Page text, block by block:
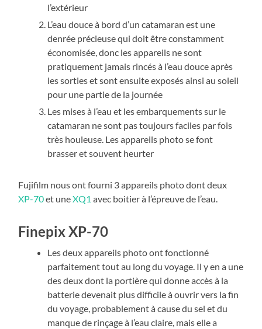
l’extérieur
L’eau douce à bord d’un catamaran est une
denrée précieuse qui doit être constamment
économisée, donc les appareils ne sont
pratiquement jamais rincés à l’eau douce après
les sorties et sont ensuite exposés ainsi au soleil
pour une partie de la journée
Les mises à l’eau et les embarquements sur le
catamaran ne sont pas toujours faciles par fois
très houleuse. Les appareils photo se font
brasser et souvent heurter
Fujifilm nous ont fourni 3 appareils photo dont deux
XP-70et uneXQ1 avec boitier à l’épreuve de l’eau.
Finepix XP-70
Les deux appareils photo ont fonctionné
parfaitement tout au long du voyage. Il y en a une
des deux dont la portière qui donne accès à la
batterie devenait plus difficile à ouvrir vers la fin
du voyage, probablement à cause du sel et du
manque de rinçage à l’eau claire, mais elle a